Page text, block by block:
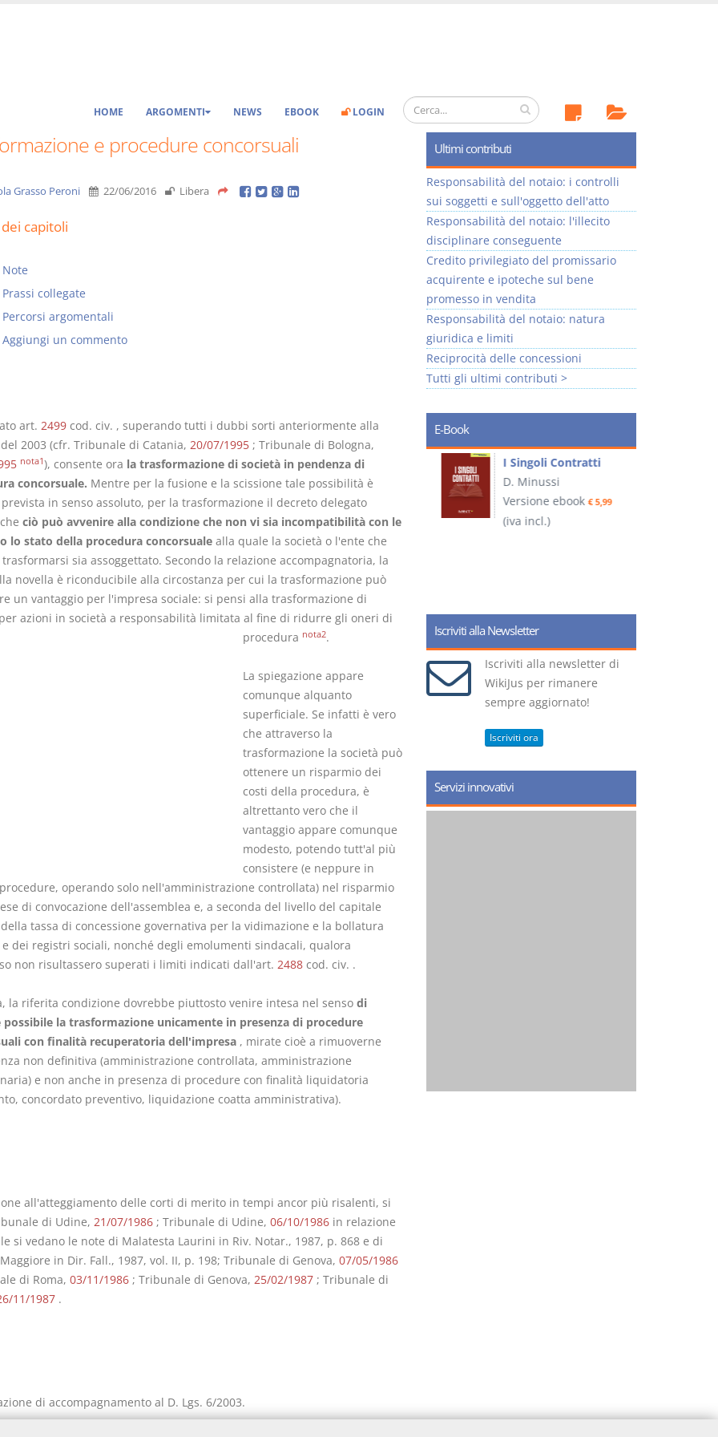
HOME ARGOMENTI NEWS EBOOK LOGIN
e procedure concorsuali
Grasso Peroni 22/06/2016 Libera
capitoli
Note
Prassi collegate
Percorsi argomentali
Aggiungi un commento
art. 2499cod. civ. , superando tutti i dubbi sorti anteriormente alla
2003 (cfr. Tribunale di Catania, 20/07/1995; Tribunale di Bologna,
nota1), consente ora la trasformazione di società in pendenza di
concorsuale. Mentre per la fusione e la scissione tale possibilità è
in senso assoluto, per la trasformazione il decreto delegato
ciò può avvenire alla condizione che non vi sia incompatibilità con le
lo stato della procedura concorsualealla quale la società o l'ente che
sia assoggettato. Secondo la relazione accompagnatoria, la
novella è riconducibile alla circostanza per cui la trasformazione può
un vantaggio per l'impresa sociale: si pensi alla trasformazione di
azioni in società a responsabilità limitata al fine di ridurre gli oneri di
procedura nota2.
La spiegazione appare
comunque alquanto
superficiale. Se infatti è vero
che attraverso la
trasformazione la società può
ottenere un risparmio dei
costi della procedura, è
altrettanto vero che il
vantaggio appare comunque
modesto, potendo tutt'al più
consistere (e neppure in
operando solo nell'amministrazione controllata) nel risparmio
di convocazione dell'assemblea e, a seconda del livello del capitale
tassa di concessione governativa per la vidimazione e la bollatura
dei registri sociali, nonché degli emolumenti sindacali, qualora
non risultassero superati i limiti indicati dall'art. 2488cod. civ. .
la riferita condizione dovrebbe piuttosto venire intesa nel senso di
possibile la trasformazione unicamente in presenza di procedure
con finalità recuperatoria dell'impresa, mirate cioè a rimuoverne
non definitiva (amministrazione controllata, amministrazione
e non anche in presenza di procedure con finalità liquidatoria
concordato preventivo, liquidazione coatta amministrativa).
all'atteggiamento delle corti di merito in tempi ancor più risalenti, si
di Udine, 21/07/1986; Tribunale di Udine, 06/10/1986in relazione
si vedano le note di Malatesta Laurini in Riv. Notar., 1987, p. 868 e di
in Dir. Fall., 1987, vol. II, p. 198; Tribunale di Genova, 07/05/1986
di Roma, 03/11/1986; Tribunale di Genova, 25/02/1987; Tribunale di
11/1987.
di accompagnamento al D. Lgs. 6/2003.
Ultimi contributi
Responsabilità del notaio: i controlli
sui soggetti e sull'oggetto dell'atto
Responsabilità del notaio: l'illecito
disciplinare conseguente
Credito privilegiato del promissario
acquirente e ipoteche sul bene
promesso in vendita
Responsabilità del notaio: natura
giuridica e limiti
Reciprocità delle concessioni
Tutti gli ultimi contributi >
E-Book
Prescrizione e
decadenza
D. Minussi
Versione ebook€ 4,19
(iva incl.)
Rapporto e
relazione giuridica
D. Minussi
Versione ebook€ 5,99
(iva incl.)
I Singoli Contratti
D. Minussi
Versione ebook € 5,99
(iva incl.)
Iscriviti alla Newsletter
Iscriviti alla newsletter di
WikiJus per rimanere
sempre aggiornato!
Iscriviti ora
Servizi innovativi